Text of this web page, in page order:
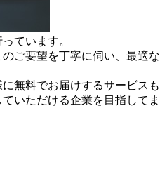
ています。
ご要望を丁寧に伺い、最適
無料でお届けするサービスも
いただける企業を目指してま